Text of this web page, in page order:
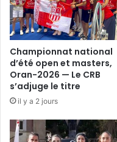
Championnat national
d’été open et masters,
Oran-2026 — Le CRB
s’adjuge le titre
il y a 2 jours